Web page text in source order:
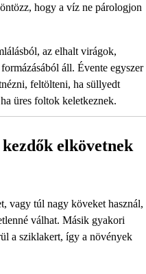
hogy a víz ne párologjon
az elhalt virágok,
áll. Évente egyszer
feltölteni, ha süllyedt
üres foltok keletkeznek.
elkövetnek
vagy túl nagy köveket használ,
válhat. Másik gyakori
a sziklakert, így a növények